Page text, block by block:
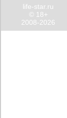
life-star.ru
© 18+
2008-2026